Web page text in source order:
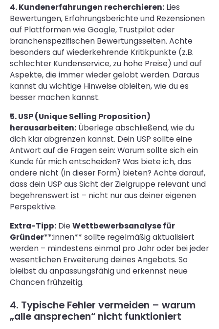
4. Kundenerfahrungen recherchieren:Lies
Bewertungen, Erfahrungsberichte und Rezensionen
auf Plattformen wie Google, Trustpilot oder
branchenspezifischen Bewertungsseiten. Achte
besonders auf wiederkehrende Kritikpunkte (z.B.
schlechter Kundenservice, zu hohe Preise) und auf
Aspekte, die immer wieder gelobt werden. Daraus
kannst du wichtige Hinweise ableiten, wie du es
besser machen kannst.
5. USP (Unique Selling Proposition)
herausarbeiten:Überlege abschließend, wie du
dich klar abgrenzen kannst. Dein USP sollte eine
Antwort auf die Fragen sein: Warum sollte sich ein
Kunde für mich entscheiden? Was biete ich, das
andere nicht (in dieser Form) bieten? Achte darauf,
dass dein USP aus Sicht der Zielgruppe relevant und
begehrenswert ist – nicht nur aus deiner eigenen
Perspektive.
Extra-Tipp:DieWettbewerbsanalyse für
Gründer**:innen** sollte regelmäßig aktualisiert
werden – mindestens einmal pro Jahr oder bei jeder
wesentlichen Erweiterung deines Angebots. So
bleibst du anpassungsfähig und erkennst neue
Chancen frühzeitig.
4. Typische Fehler vermeiden – warum
„alle ansprechen“ nicht funktioniert